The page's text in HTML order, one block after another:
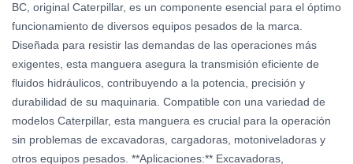
BC, original Caterpillar, es un componente esencial para el óptimo
funcionamiento de diversos equipos pesados de la marca.
Diseñada para resistir las demandas de las operaciones más
exigentes, esta manguera asegura la transmisión eficiente de
fluidos hidráulicos, contribuyendo a la potencia, precisión y
durabilidad de su maquinaria. Compatible con una variedad de
modelos Caterpillar, esta manguera es crucial para la operación
sin problemas de excavadoras, cargadoras, motoniveladoras y
otros equipos pesados. **Aplicaciones:** Excavadoras,